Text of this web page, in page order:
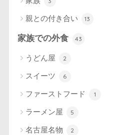
親との付き合い 13
家族での外食 43
うどん屋 2
スイーツ 6
ファーストフード 1
ラーメン屋 5
名古屋名物 2